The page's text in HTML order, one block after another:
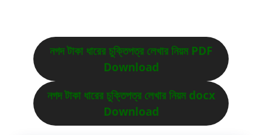
নগদ টাকা ধারের চুক্তিপত্র লেখার নিয়ম PDF
Download
নগদ টাকা ধারের চুক্তিপত্র লেখার নিয়ম docx
Download